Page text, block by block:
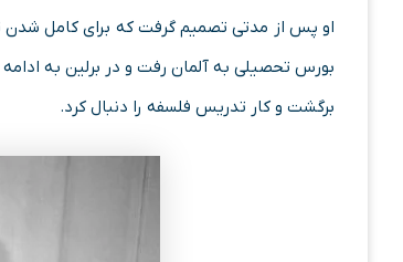
او پس از مدتی تصمیم گرفت که برای کامل شدن
بورس تحصیلی به آلمان رفت و در برلین به
برگشت و کار تدریس فلسفه را دنبال کرد.